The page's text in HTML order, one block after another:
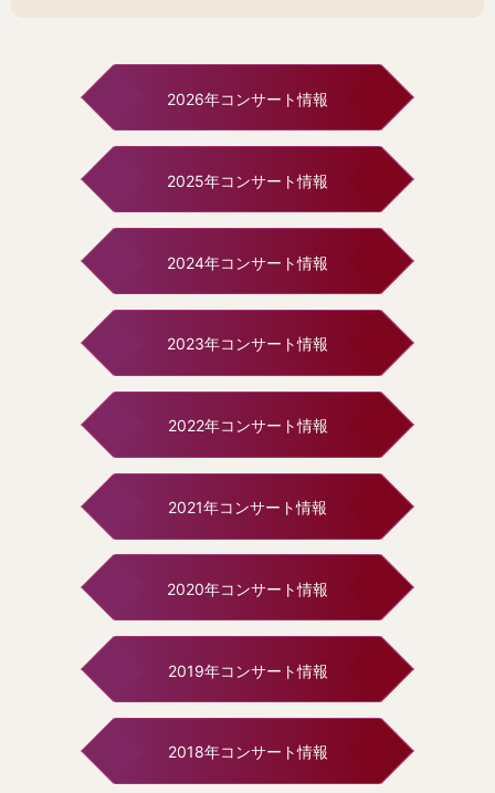
2026年コンサート情報
2025年コンサート情報
2024年コンサート情報
2023年コンサート情報
2022年コンサート情報
2021年コンサート情報
2020年コンサート情報
2019年コンサート情報
2018年コンサート情報